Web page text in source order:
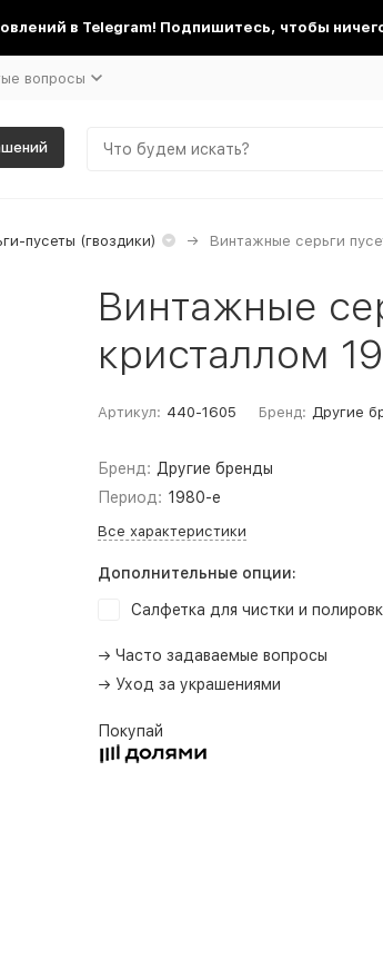
в Telegram! Подпишитесь, чтобы
вопросы
пусеты (гвоздики) Винтажные серьги
Винтажные
кристаллом
Артикул: 440-1605 Бренд: Другие
Бренд: Другие бренды
Период: 1980-е
Все характеристики
Дополнительные опции:
Салфетка для чистки и
→ Часто задаваемые вопросы
→ Уход за украшениями
Покупай